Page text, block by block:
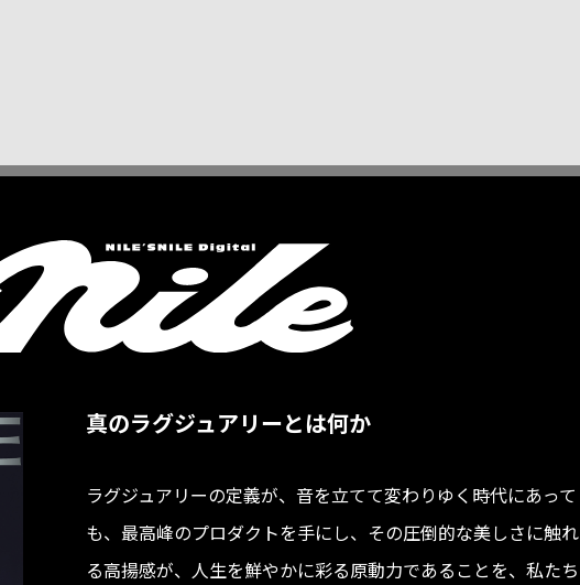
真のラグジュアリーとは何か
ラグジュアリーの定義が、音を立てて変わりゆく時代にあって
も、最高峰のプロダクトを手にし、その圧倒的な美しさに触れ
る高揚感が、人生を鮮やかに彩る原動力であることを、私たち